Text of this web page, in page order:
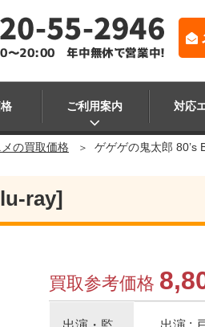
ご利用案内 対応
の買取価格 ゲゲゲの鬼太郎 80’s
ray]
買取参考価格